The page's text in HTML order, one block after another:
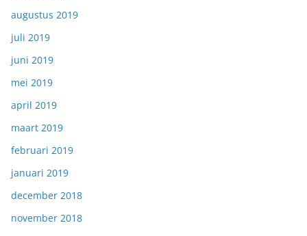
augustus 2019
juli 2019
juni 2019
mei 2019
april 2019
maart 2019
februari 2019
januari 2019
december 2018
november 2018